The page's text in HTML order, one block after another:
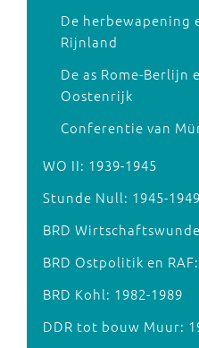
De herbewapening
Rijnland
De as Rome-Berlijn
Oostenrijk
Conferentie van
WO II: 1939-1945
Stunde Null: 1945-1949
BRD
BRD Ostpolitik en
BRD Kohl: 1982-1989
DDR tot bouw Muur: